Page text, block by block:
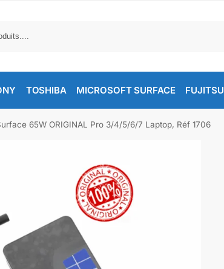
TOSHIBA MICROSOFT SURFACE FUJITSU
65W ORIGINAL Pro 3/4/5/6/7 Laptop, Réf 1706